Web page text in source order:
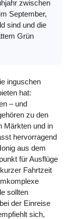
zwischen
September,
sind und die
Grün
inguschen
hat:
– und
zu den
Märkten und in
hervorragend
aus dem
für Ausflüge
Fahrtzeit
sollten
der Einreise
sich,